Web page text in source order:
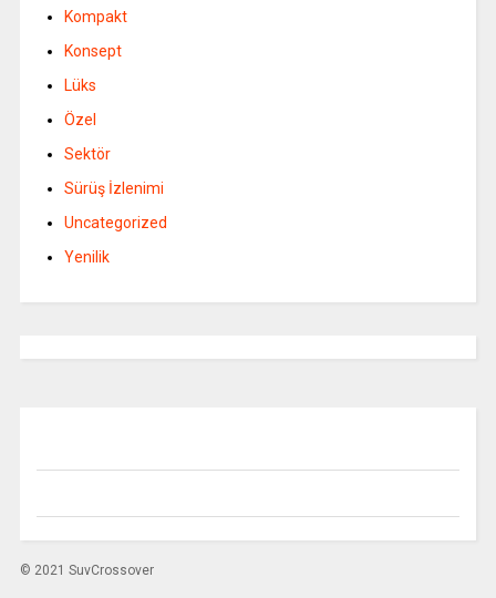
Kompakt
Konsept
Lüks
Özel
Sektör
Sürüş İzlenimi
Uncategorized
Yenilik
© 2021 SuvCrossover